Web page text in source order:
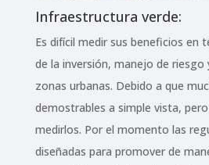
Infraestructura verde:
Es difícil medir sus beneficios en
de la inversión, manejo de riesgo
zonas urbanas. Debido a que
demostrables a simple vista,
medirlos. Por el momento las
diseñadas para promover de